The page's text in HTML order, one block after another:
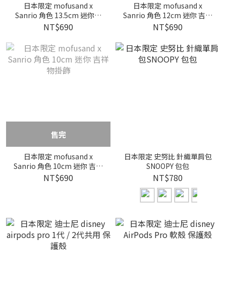
日本限定 mofusand x
Sanrio 角色 13.5cm 迷你吉
祥物掛飾
NT$690
日本限定 mofusand x
Sanrio 角色 12cm 迷你 吉祥
物掛飾
NT$690
售完
日本限定 mofusand x
Sanrio 角色 10cm 迷你 吉祥
物掛飾
NT$690
日本限定 史努比 針織單肩包
SNOOPY 包包
NT$780